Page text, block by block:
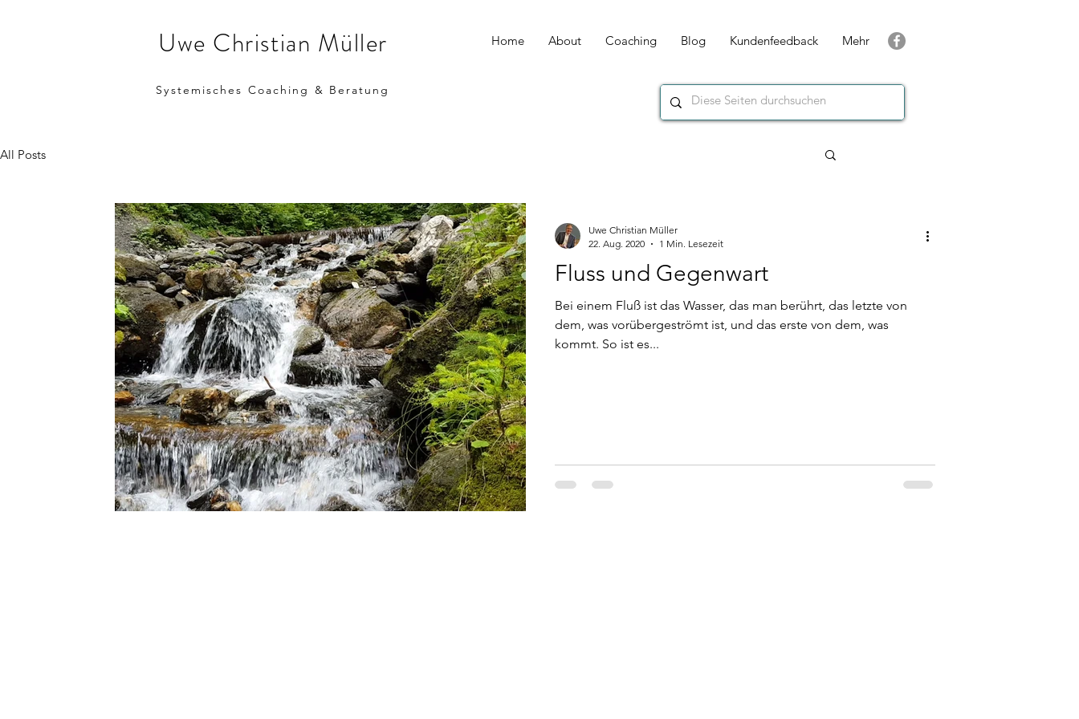
Uwe Christian Müller Home About Coaching Blog Kundenfeedback Mehr
Systemisches Coaching & Beratung
All Posts
Fluss und Gegenwart
Bei einem Fluß ist das Wasser, das man berührt, das letzte von
dem, was vorübergeströmt ist, und das erste von dem, was
kommt. So ist es...
Uwe Christian Müller
22. Aug. 2020
1 Min. Lesezeit